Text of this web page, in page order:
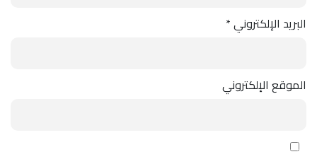
البريد الإلكتروني*
الموقع الإلكتروني